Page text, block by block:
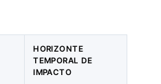
HORIZONTE
TEMPORAL DE
IMPACTO